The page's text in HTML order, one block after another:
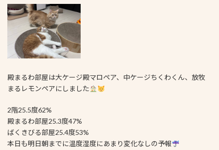
殿まるわ部屋は大ケージ殿マロペア、中ケージちくわくん、放牧
まるレモンペアにしました
2階25.5度62%
殿まるわ部屋25.3度47%
ばくきびる部屋25.4度53%
本日も明日朝までに温度湿度にあまり変化なしの予報